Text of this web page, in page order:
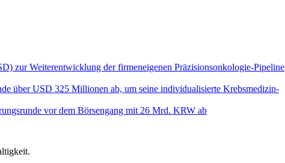
zur Weiterentwicklung der firmeneigenen Präzisionsonkologie-Pipeline
über USD 325 Millionen ab, um seine individualisierte Krebsmedizin-
vor dem Börsengang mit 26 Mrd. KRW ab